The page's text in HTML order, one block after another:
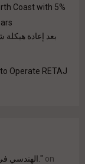
Coast with 5%
Operate RETAJ
مقر ecec الهندسي في القاهرة.. "أنتم تحدثتم. نحن تحركنا." on